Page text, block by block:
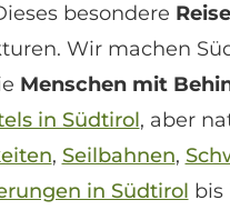
besondere
Wir machen
Menschen mit
in Südtirol, aber
, Seilbahnen,
in Südtirol bis